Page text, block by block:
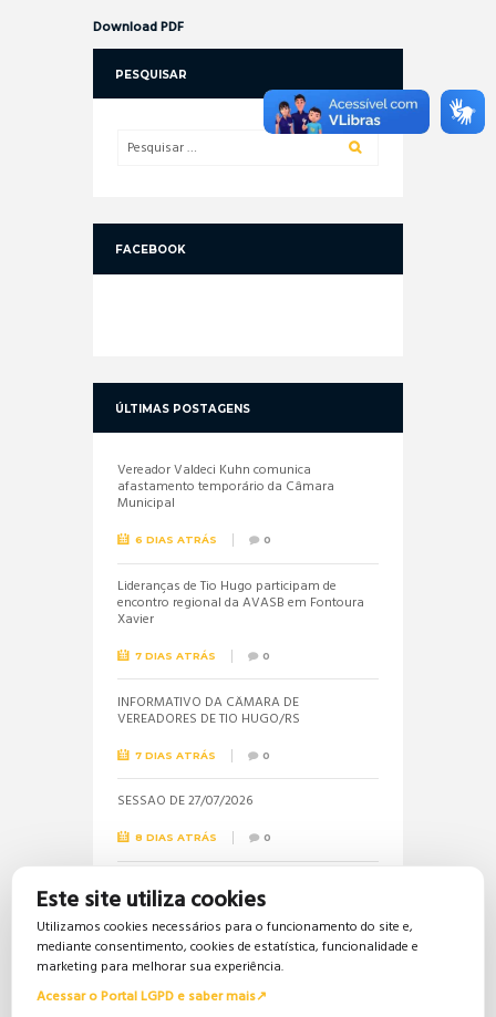
Download PDF
PESQUISAR
FACEBOOK
ÚLTIMAS POSTAGENS
Vereador Valdeci Kuhn comunica
afastamento temporário da Câmara
Municipal
6 DIAS ATRÁS 0
Lideranças de Tio Hugo participam de
encontro regional da AVASB em Fontoura
Xavier
7 DIAS ATRÁS 0
INFORMATIVO DA CÂMARA DE
VEREADORES DE TIO HUGO/RS
7 DIAS ATRÁS 0
SESSÃO DE 27/07/2026
8 DIAS ATRÁS 0
Informações sobre a realização do próximo
concurso público são solicitadas pela
vereadora Jéssica
16 DIAS ATRÁS 0
Este site utiliza cookies
Utilizamos cookies necessários para o funcionamento do site e,
mediante consentimento, cookies de estatística, funcionalidade e
marketing para melhorar sua experiência.
Acessar o Portal LGPD e saber mais